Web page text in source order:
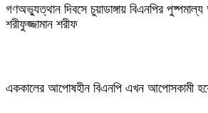
গণঅভ্যুত্থান দিবসে চুয়াডাঙ্গায় বিএনপির
শরীফুজ্জামান শরীফ
এককালের আপোষহীন বিএনপি এখন আপোসকামী